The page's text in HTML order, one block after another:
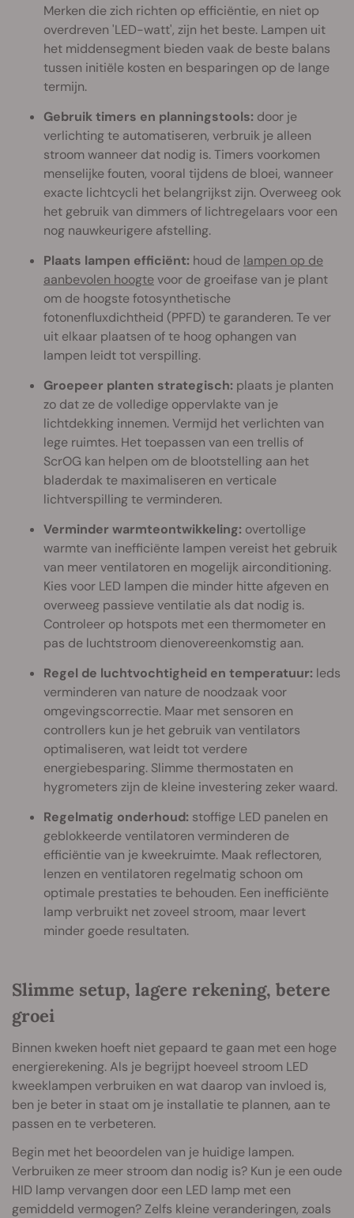
Merken die zich richten op efficiëntie, en niet op
overdreven 'LED-watt', zijn het beste. Lampen uit
het middensegment bieden vaak de beste balans
tussen initiële kosten en besparingen op de lange
termijn.
Gebruik timers en planningstools: door je
verlichting te automatiseren, verbruik je alleen
stroom wanneer dat nodig is. Timers voorkomen
menselijke fouten, vooral tijdens de bloei, wanneer
exacte lichtcycli het belangrijkst zijn. Overweeg ook
het gebruik van dimmers of lichtregelaars voor een
nog nauwkeurigere afstelling.
Plaats lampen efficiënt: houd de lampen op de
aanbevolen hoogtevoor de groeifase van je plant
om de hoogste fotosynthetische
fotonenfluxdichtheid (PPFD) te garanderen. Te ver
uit elkaar plaatsen of te hoog ophangen van
lampen leidt tot verspilling.
Groepeer planten strategisch: plaats je planten
zo dat ze de volledige oppervlakte van je
lichtdekking innemen. Vermijd het verlichten van
lege ruimtes. Het toepassen van een trellis of
ScrOG kan helpen om de blootstelling aan het
bladerdak te maximaliseren en verticale
lichtverspilling te verminderen.
Verminder warmteontwikkeling: overtollige
warmte van inefficiënte lampen vereist het gebruik
van meer ventilatoren en mogelijk airconditioning.
Kies voor LED lampen die minder hitte afgeven en
overweeg passieve ventilatie als dat nodig is.
Controleer op hotspots met een thermometer en
pas de luchtstroom dienovereenkomstig aan.
Regel de luchtvochtigheid en temperatuur: leds
verminderen van nature de noodzaak voor
omgevingscorrectie. Maar met sensoren en
controllers kun je het gebruik van ventilators
optimaliseren, wat leidt tot verdere
energiebesparing. Slimme thermostaten en
hygrometers zijn de kleine investering zeker waard.
Regelmatig onderhoud: stoffige LED panelen en
geblokkeerde ventilatoren verminderen de
efficiëntie van je kweekruimte. Maak reflectoren,
lenzen en ventilatoren regelmatig schoon om
optimale prestaties te behouden. Een inefficiënte
lamp verbruikt net zoveel stroom, maar levert
minder goede resultaten.
Slimme setup, lagere rekening, betere
groei
Binnen kweken hoeft niet gepaard te gaan met een hoge
energierekening. Als je begrijpt hoeveel stroom LED
kweeklampen verbruiken en wat daarop van invloed is,
ben je beter in staat om je installatie te plannen, aan te
passen en te verbeteren.
Begin met het beoordelen van je huidige lampen.
Verbruiken ze meer stroom dan nodig is? Kun je een oude
HID lamp vervangen door een LED lamp met een
gemiddeld vermogen? Zelfs kleine veranderingen, zoals